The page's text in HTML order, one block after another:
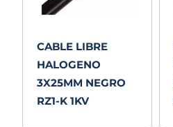
CABLE LIBRE
HALOGENO
3X25MM NEGRO
RZ1-K 1KV